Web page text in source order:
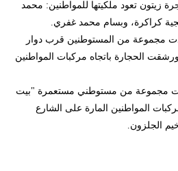
أغصان 80 شجرة زيتون تعود ملكيتها للمواطنين: محمد
كراكرة، وبسام محمد غفري.
18:40 تواجدت مجموعة من المستوطنين قرب دوار
الحجارة باتجاه مركبات المواطنين
21:10 رشقت مجموعة من مستوطني مستعمرة "بيت
المواطنين المارة على الشارع
الجلزون.